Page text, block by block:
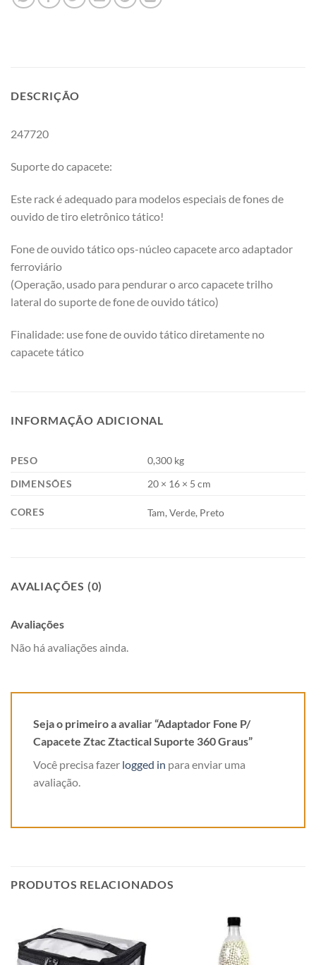
DESCRIÇÃO
247720
Suporte do capacete:
Este rack é adequado para modelos especiais de fones de
ouvido de tiro eletrônico tático!
Fone de ouvido tático ops-núcleo capacete arco adaptador
ferroviário
(Operação, usado para pendurar o arco capacete trilho
lateral do suporte de fone de ouvido tático)
Finalidade: use fone de ouvido tático diretamente no
capacete tático
INFORMAÇÃO ADICIONAL
PESO
0,300 kg
DIMENSÕES
20 × 16 × 5 cm
CORES Tam, Verde, Preto
AVALIAÇÕES (0)
Avaliações
Não há avaliações ainda.
Seja o primeiro a avaliar “Adaptador Fone P/
Capacete Ztac Ztactical Suporte 360 Graus”
Você precisa fazer logged in para enviar uma
avaliação.
PRODUTOS RELACIONADOS